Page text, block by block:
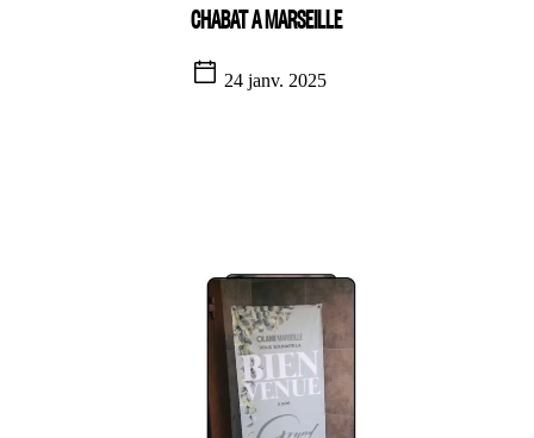
CHABAT A MARSEILLE
24 janv. 2025